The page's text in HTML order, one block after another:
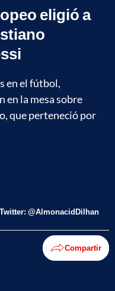
eligió a
en el fútbol,
en la mesa sobre
que perteneció por
@AlmonacidDilhan
Compartir